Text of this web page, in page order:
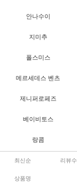
안나수이
지미추
폴스미스
메르세데스 벤츠
제니퍼로페즈
베이비토스
랑콤
최신순 리뷰수
상품명